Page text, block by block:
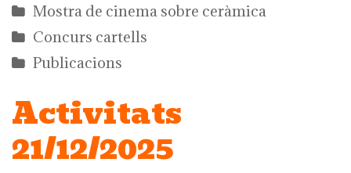
Mostra de cinema sobre ceràmica
Concurs cartells
Publicacions
Activitats
21/12/2025